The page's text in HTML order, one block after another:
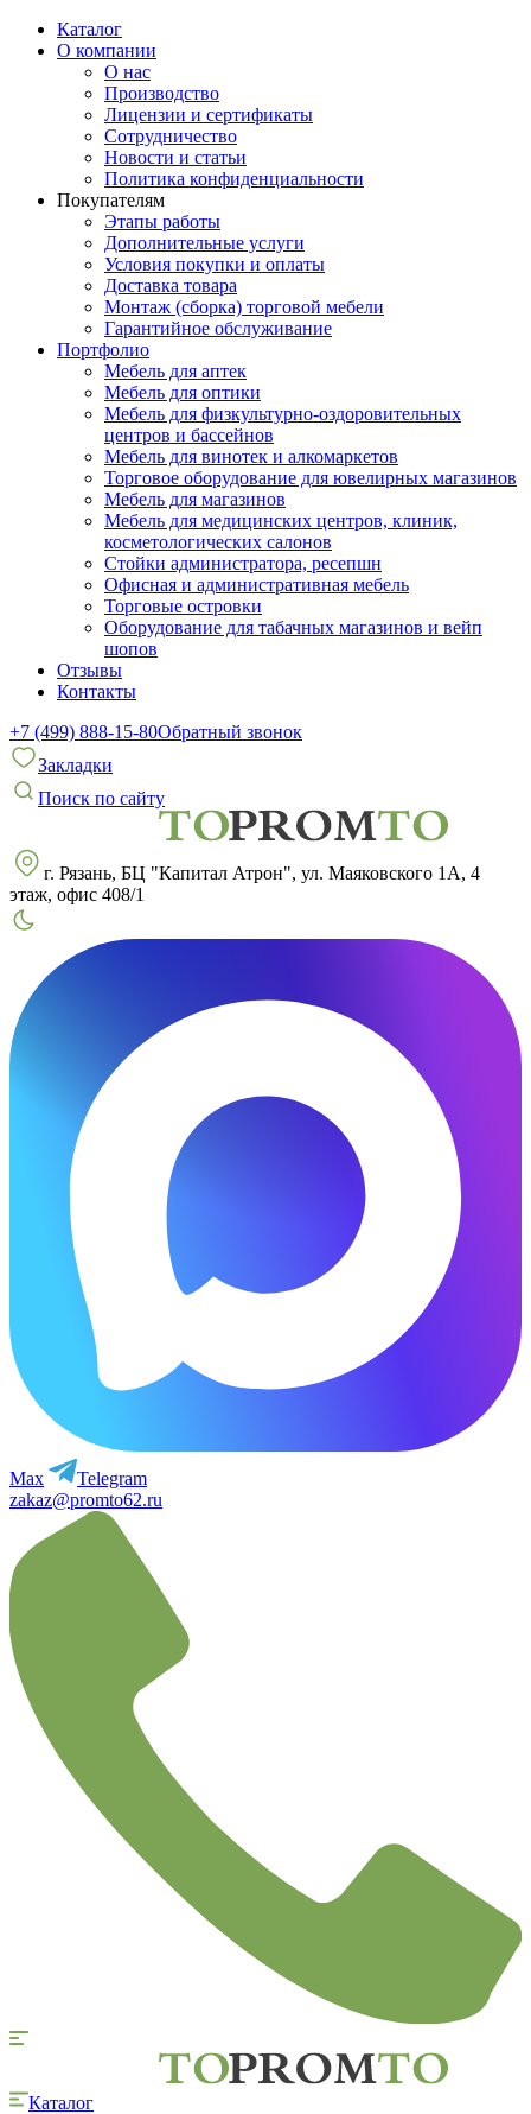
Каталог
О компании
О нас
Производство
Лицензии и сертификаты
Сотрудничество
Новости и статьи
Политика конфиденциальности
Покупателям
Этапы работы
Дополнительные услуги
Условия покупки и оплаты
Доставка товара
Монтаж (сборка) торговой мебели
Гарантийное обслуживание
Портфолио
Мебель для аптек
Мебель для оптики
Мебель для физкультурно-оздоровительных
центров и бассейнов
Мебель для винотек и алкомаркетов
Торговое оборудование для ювелирных магазинов
Мебель для магазинов
Мебель для медицинских центров, клиник,
косметологических салонов
Стойки администратора, ресепшн
Офисная и административная мебель
Торговые островки
Оборудование для табачных магазинов и вейп
шопов
Отзывы
Контакты
+7 (499) 888-15-80Обратный звонок
Закладки
Поиск по сайту
г. Рязань, БЦ "Капитал Атрон", ул. Маяковского 1А, 4
этаж, офис 408/1
Max
Telegram
zakaz@promto62.ru
Каталог